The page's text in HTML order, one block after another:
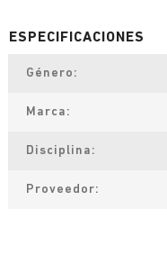
Género
Marca
Disciplina
Proveedor